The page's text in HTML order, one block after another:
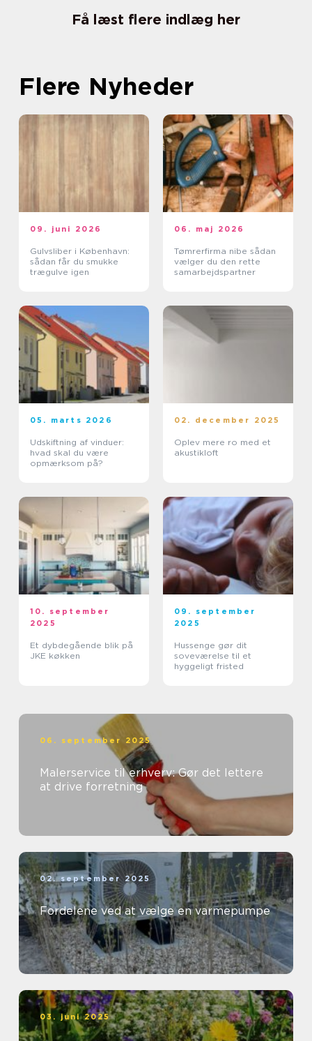
Få læst flere indlæg her
Flere Nyheder
09. juni 2026
Gulvsliber i København:
sådan får du smukke
trægulve igen
06. maj 2026
Tømrerfirma nibe sådan
vælger du den rette
samarbejdspartner
05. marts 2026
Udskiftning af vinduer:
hvad skal du være
opmærksom på?
02. december 2025
Oplev mere ro med et
akustikloft
10. september
2025
Et dybdegående blik på
JKE køkken
09. september
2025
Hussenge gør dit
soveværelse til et
hyggeligt fristed
06. september 2025
Malerservice til erhverv: Gør det lettere
at drive forretning
02. september 2025
Fordelene ved at vælge en varmepumpe
03. juni 2025